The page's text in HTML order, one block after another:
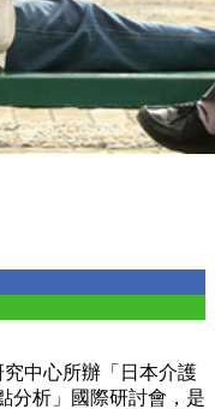
中心所辦「日本介護
分析」國際研討會，是